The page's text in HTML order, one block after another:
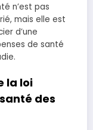
n’est pas
mais elle est
d’une
de santé
la loi
des